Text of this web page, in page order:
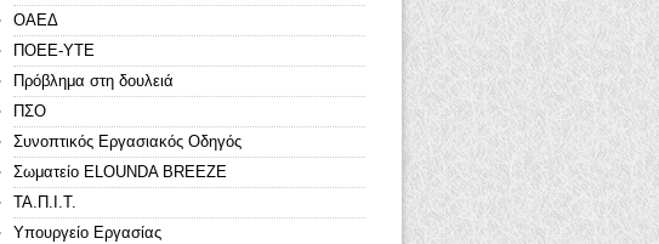
ΟΑΕΔ
ΠΟΕΕ-ΥΤΕ
Πρόβλημα στη δουλειά
ΠΣΟ
Συνοπτικός Εργασιακός Οδηγός
Σωματείο ELOUNDA BREEZE
ΤΑ.Π.Ι.Τ.
Υπουργείο Εργασίας